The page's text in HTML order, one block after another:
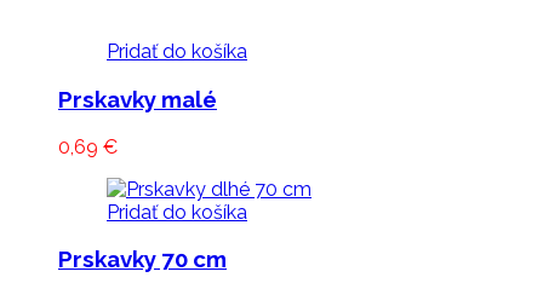
Pridať do košíka
Prskavky malé
0,69 €
Pridať do košíka
Prskavky 70 cm